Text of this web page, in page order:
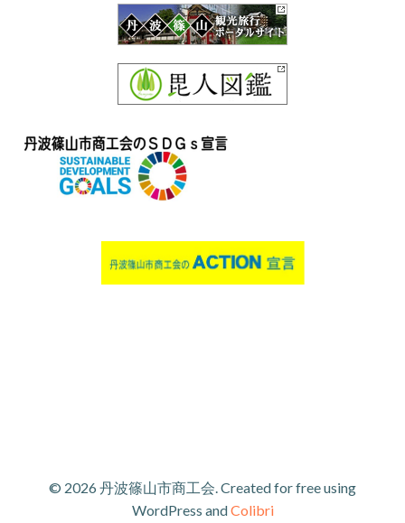
© 2026 丹波篠山市商工会. Created for free using
WordPress andColibri